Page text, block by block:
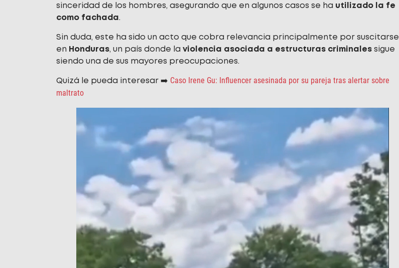
sinceridad de los hombres, asegurando que en algunos casos se ha utilizado la fe
como fachada.
Sin duda, este ha sido un acto que cobra relevancia principalmente por suscitarse
en Honduras, un país donde la violencia asociada a estructuras criminales sigue
siendo una de sus mayores preocupaciones.
Quizá le pueda interesar ➡️ Caso Irene Gu: Influencer asesinada por su pareja tras alertar sobre
maltrato